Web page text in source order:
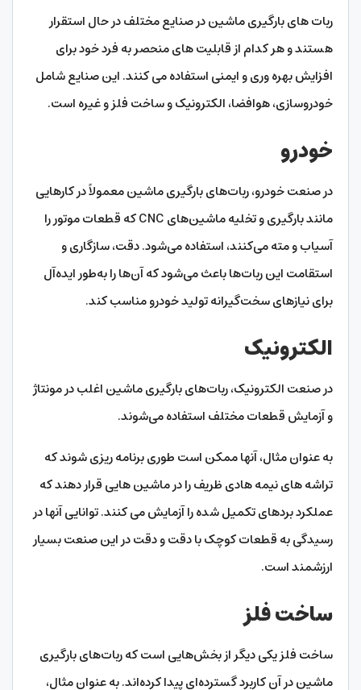
ربات های بارگیری ماشین در صنایع مختلف در حال استقرار
هستند و هر کدام از قابلیت های منحصر به فرد خود برای
افزایش بهره وری و ایمنی استفاده می کنند. این صنایع شامل
خودروسازی، هوافضا، الکترونیک و ساخت فلز و غیره است.
خودرو
در صنعت خودرو، ربات‌های بارگیری ماشین معمولاً در کارهایی
مانند بارگیری و تخلیه ماشین‌های CNC که قطعات موتور را
آسیاب و مته می‌کنند، استفاده می‌شود. دقت، سازگاری و
استقامت این ربات‌ها باعث می‌شود که آن‌ها را به‌طور ایده‌آل
برای نیازهای سخت‌گیرانه تولید خودرو مناسب کند.
الکترونیک
در صنعت الکترونیک، ربات‌های بارگیری ماشین اغلب در مونتاژ
و آزمایش قطعات مختلف استفاده می‌شوند.
به عنوان مثال، آنها ممکن است طوری برنامه ریزی شوند که
تراشه های نیمه هادی ظریف را در ماشین هایی قرار دهند که
عملکرد بردهای تکمیل شده را آزمایش می کنند. توانایی آنها در
رسیدگی به قطعات کوچک با دقت و دقت در این صنعت بسیار
ارزشمند است.
ساخت فلز
ساخت فلز یکی دیگر از بخش‌هایی است که ربات‌های بارگیری
ماشین در آن کاربرد گسترده‌ای پیدا کرده‌اند. به عنوان مثال،